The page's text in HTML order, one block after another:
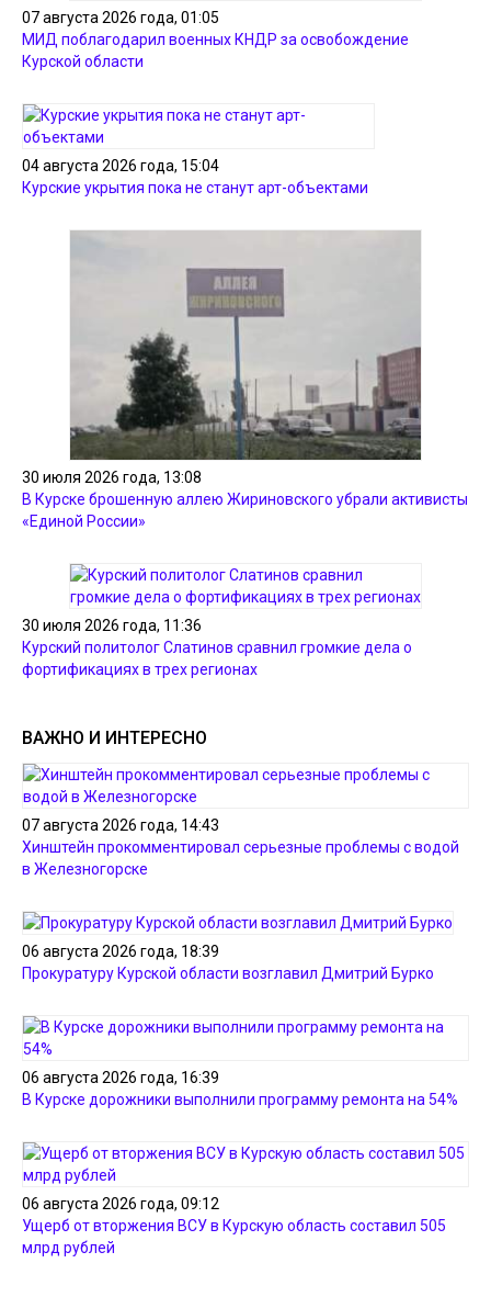
07 августа 2026 года, 01:05
МИД поблагодарил военных КНДР за освобождение
Курской области
04 августа 2026 года, 15:04
Курские укрытия пока не станут арт-объектами
30 июля 2026 года, 13:08
В Курске брошенную аллею Жириновского убрали активисты
«Единой России»
30 июля 2026 года, 11:36
Курский политолог Слатинов сравнил громкие дела о
фортификациях в трех регионах
ВАЖНО И ИНТЕРЕСНО
07 августа 2026 года, 14:43
Хинштейн прокомментировал серьезные проблемы с водой
в Железногорске
06 августа 2026 года, 18:39
Прокуратуру Курской области возглавил Дмитрий Бурко
06 августа 2026 года, 16:39
В Курске дорожники выполнили программу ремонта на 54%
06 августа 2026 года, 09:12
Ущерб от вторжения ВСУ в Курскую область составил 505
млрд рублей